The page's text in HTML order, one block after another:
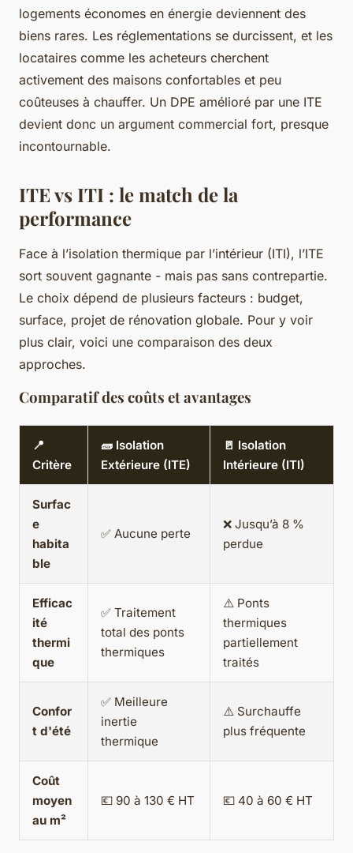
logements économes en énergie deviennent des
biens rares. Les réglementations se durcissent, et les
locataires comme les acheteurs cherchent
activement des maisons confortables et peu
coûteuses à chauffer. Un DPE amélioré par une ITE
devient donc un argument commercial fort, presque
incontournable.
ITE vs ITI : le match de la
performance
Face à l’isolation thermique par l’intérieur (ITI), l’ITE
sort souvent gagnante - mais pas sans contrepartie.
Le choix dépend de plusieurs facteurs : budget,
surface, projet de rénovation globale. Pour y voir
plus clair, voici une comparaison des deux
approches.
Comparatif des coûts et avantages
📍
Critère
🧱 Isolation
Extérieure (ITE)
🚪 Isolation
Intérieure (ITI)
Surfac
e
habita
ble
✅ Aucune perte
❌ Jusqu’à 8 %
perdue
Efficac
ité
thermi
que
✅ Traitement
total des ponts
thermiques
⚠️ Ponts
thermiques
partiellement
traités
Confor
t d'été
✅ Meilleure
inertie
thermique
⚠️ Surchauffe
plus fréquente
Coût
moyen
au m²
💶 90 à 130 € HT 💶 40 à 60 € HT